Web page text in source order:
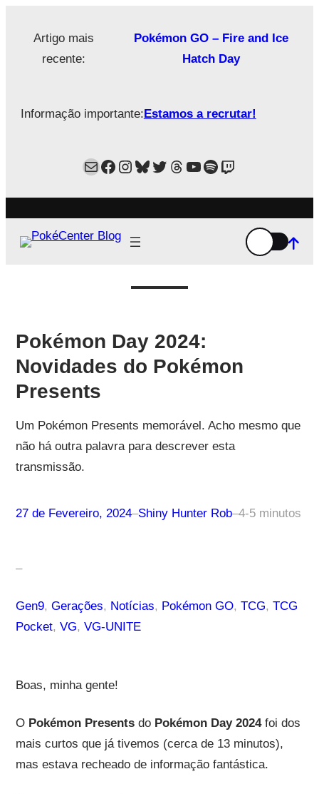
Artigo mais
recente:
Pokémon GO – Fire and Ice
Hatch Day
Informação importante:Estamos a recrutar!
MailFacebook
Instagram
Bluesky
Twitter
Estamos no Threads!
YouTube
Spotify
Twitch
Pokémon Day 2024:
Novidades do Pokémon
Presents
Um Pokémon Presents memorável. Acho mesmo que
não há outra palavra para descrever esta
transmissão.
27 de Fevereiro, 2024–Shiny Hunter Rob–4-5 minutos
–
Gen9, Gerações, Notícias, Pokémon GO, TCG, TCG
Pocket, VG, VG-UNITE
Boas, minha gente!
O Pokémon Presentsdo Pokémon Day 2024foi dos
mais curtos que já tivemos (cerca de 13 minutos),
mas estava recheado de informação fantástica.